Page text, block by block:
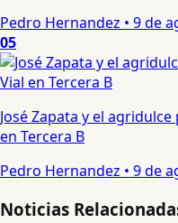
Pedro Hernandez • 9 de
05
José Zapata y el
en Tercera B
Pedro Hernandez • 9 de
Noticias